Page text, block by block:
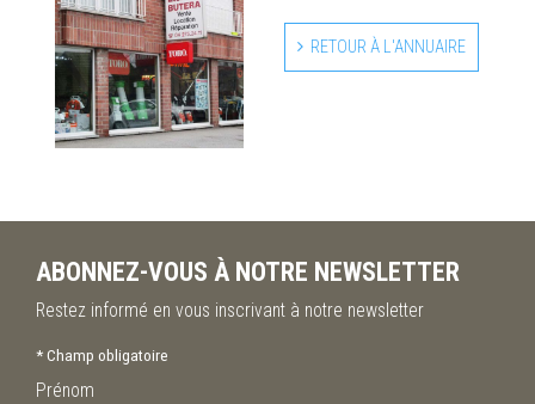
RETOUR À L'ANNUAIRE
ABONNEZ-VOUS À NOTRE NEWSLETTER
Restez informé en vous inscrivant à notre newsletter
*Champ obligatoire
Prénom